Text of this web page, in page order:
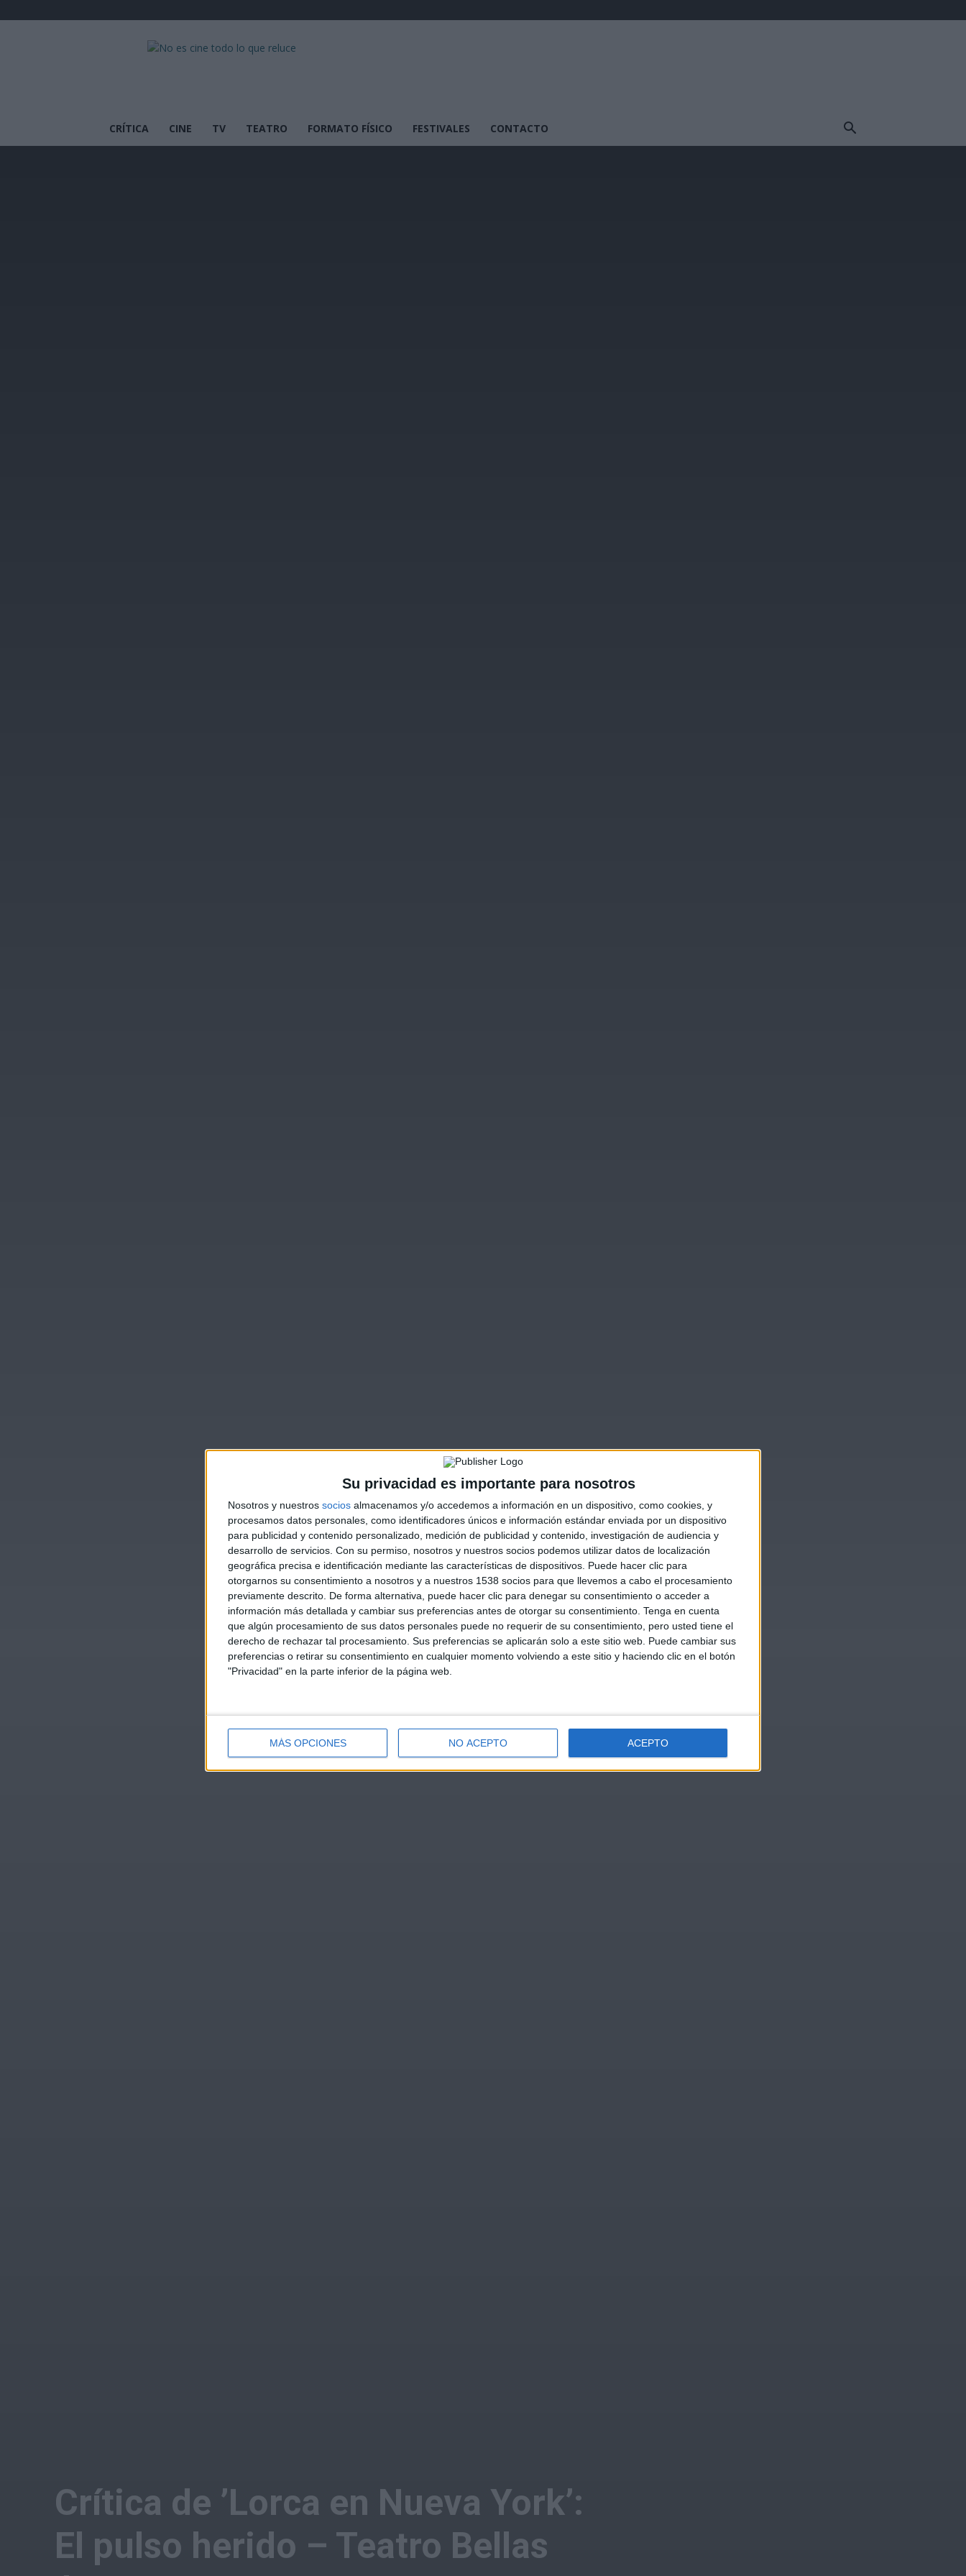
Su privacidad es importante para nosotros
Nosotros y nuestros socios almacenamos y/o accedemos a información en un dispositivo, como cookies, y
procesamos datos personales, como identificadores únicos e información estándar enviada por un dispositivo
para publicidad y contenido personalizado, medición de publicidad y contenido, investigación de audiencia y
desarrollo de servicios. Con su permiso, nosotros y nuestros socios podemos utilizar datos de localización
geográfica precisa e identificación mediante las características de dispositivos. Puede hacer clic para
otorgarnos su consentimiento a nosotros y a nuestros 1538 socios para que llevemos a cabo el procesamiento
previamente descrito. De forma alternativa, puede hacer clic para denegar su consentimiento o acceder a
información más detallada y cambiar sus preferencias antes de otorgar su consentimiento. Tenga en cuenta
que algún procesamiento de sus datos personales puede no requerir de su consentimiento, pero usted tiene el
derecho de rechazar tal procesamiento. Sus preferencias se aplicarán solo a este sitio web. Puede cambiar sus
preferencias o retirar su consentimiento en cualquier momento volviendo a este sitio y haciendo clic en el botón
"Privacidad" en la parte inferior de la página web.
MÁS OPCIONES NO ACEPTO ACEPTO
No
que
CRÍTICA CINE TV TEATRO FORMATO FÍSICO FESTIVALES CONTACTO
Crítica de ’Lorca en Nueva York’:
El pulso herido – Teatro Bellas